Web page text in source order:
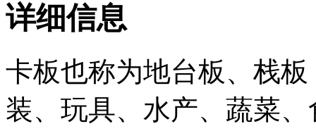
详细信息
卡板也称为地台板、栈
装、玩具、水产、蔬菜